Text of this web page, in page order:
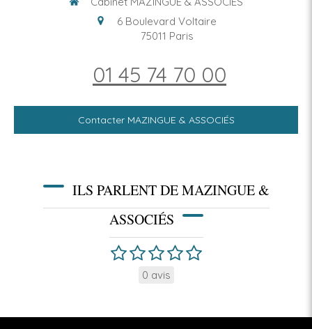
6 Boulevard Voltaire
75011 Paris
01 45 74 70 00
Contacter MAZINGUE & ASSOCIÉS
ILS PARLENT DE MAZINGUE &
ASSOCIÉS
0 avis